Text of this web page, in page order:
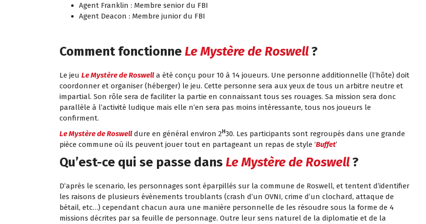
Agent Franklin : Membre senior du FBI
Agent Deacon : Membre junior du FBI
Comment fonctionneLe Mystère de Roswell?
Le jeu Le Mystère de Roswell a été conçu pour 10 à 14 joueurs. Une personne additionnelle (l’hôte) doit
coordonner et organiser (héberger) le jeu. Cette personne sera aux yeux de tous un arbitre neutre et
impartial. Son rôle sera de faciliter la partie en connaissant tous ses rouages. Sa mission sera donc
parallèle à l’activité ludique mais elle n’en sera pas moins intéressante, tous nos joueurs le
confirment.
Le Mystère de Roswell dure en général environ 2H30. Les participants sont regroupés dans une grande
pièce commune où ils peuvent jouer tout en partageant un repas de style ‘Buffet’
Qu’est-ce qui se passe dansLe Mystère de Roswell?
D’après le scenario, les personnages sont éparpillés sur la commune de Roswell, et tentent d’identifier
les raisons de plusieurs évènements troublants (crash d’un OVNI, crime d’un clochard, attaque de
bétail, etc…) cependant chacun aura une manière personnelle de les résoudre sous la forme de 4
missions décrites par sa feuille de personnage. Outre leur sens naturel de la diplomatie et de la